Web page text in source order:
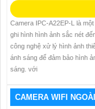
Camera IPC-A22EP-L là
ghi hình hình ảnh sắc nét
công nghệ xử lý hình ảnh
ánh sáng để đảm bảo hình
sáng. với
CAMERA WIFI